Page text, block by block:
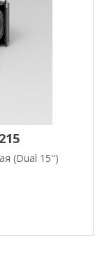
(Dual 15")